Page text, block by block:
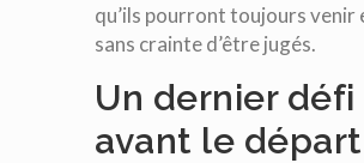
qu’ils pourront toujours venir
sans crainte d’être jugés.
Un dernier défi
avant le départ